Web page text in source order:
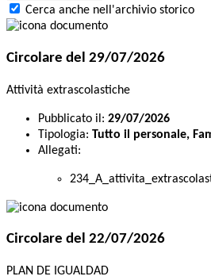
Cerca anche nell'archivio storico
Circolare del 29/07/2026
Attività extrascolastiche
Pubblicato il: 29/07/2026
Tipologia: Tutto il personale,
Allegati:
Circolare del 22/07/2026
PLAN DE IGUALDAD